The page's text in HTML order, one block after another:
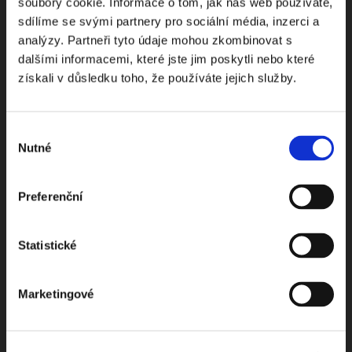
sdílíme se svými partnery pro sociální média, inzerci a
analýzy. Partneři tyto údaje mohou zkombinovat s
dalšími informacemi, které jste jim poskytli nebo které
získali v důsledku toho, že používáte jejich služby.
souhlasu
Nutné
Preferenční
Statistické
Marketingové
Odebírejte Beck-online
NEWS
Dostávejte od nás pravidelný měsíční souhrn
zpracování osobních údajů